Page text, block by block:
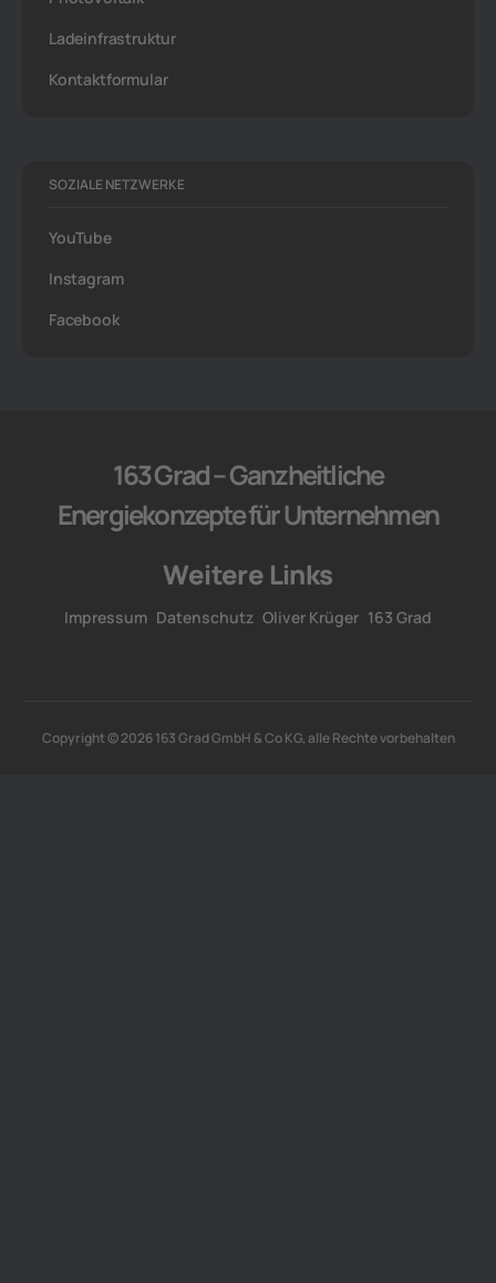
Ladeinfrastruktur
Kontaktformular
SOZIALE NETZWERKE
YouTube
Instagram
Facebook
163 Grad – Ganzheitliche
Energiekonzepte für Unternehmen
Weitere Links
Impressum Datenschutz Oliver Krüger 163 Grad
Copyright © 2026 163 Grad GmbH & Co KG, alle Rechte vorbehalten